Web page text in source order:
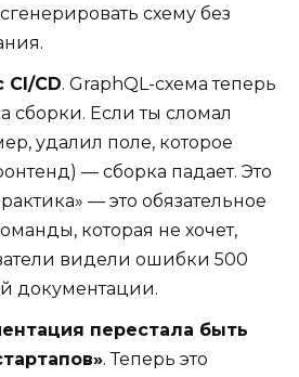
схему без
CI/CD. GraphQL-схема теперь
сборки. Если ты сломал
удалил поле, которое
— сборка падает. Это
— это обязательное
которая не хочет,
видели ошибки 500
документации.
перестала быть
. Теперь это